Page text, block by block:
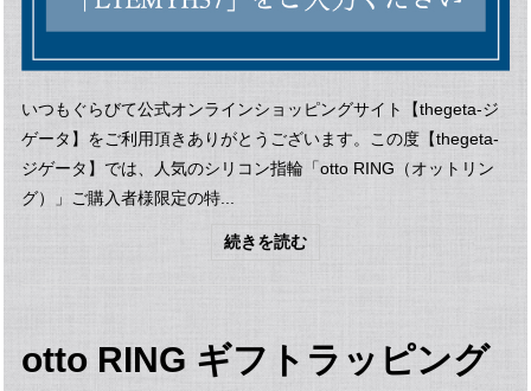
いつもぐらびて公式オンラインショッピングサイト【thegeta-ジ
ゲータ】をご利用頂きありがとうございます。この度【thegeta-
ジゲータ】では、人気のシリコン指輪「otto RING（オットリン
グ）」ご購入者様限定の特...
続きを読む
otto RING ギフトラッピング